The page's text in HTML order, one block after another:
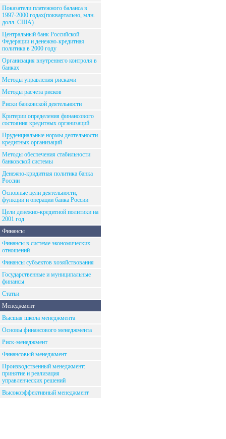
Показатели платежного баланса в
1997-2000 годах(поквартально, млн.
долл. США)
Центральный банк Российской
Федерации и денежно-кредитная
политика в 2000 году
Организация внутреннего контроля в
банках
Методы управления рисками
Методы расчета рисков
Риски банковской деятельности
Критерии определения финансового
состояния кредитных организаций
Пруденциальные нормы деятельности
кредитных организаций
Методы обеспечения стабильности
банковской системы
Денежно-кридитная политика банка
России
Основные цели деятельности,
функции и операции банка России
Цели денежно-кредитной политики на
2001 год
Финансы
Финансы в системе экономических
отношений
Финансы субъектов хозяйствования
Государственные и муниципальные
финансы
Статьи
Менеджмент
Высшая школа менеджмента
Основы финансового менеджмента
Риск-менеджмент
Финансовый менеджмент
Производственный менеджмент:
принятие и реализация
управленческих решений
Высокоэффективный менеджмент